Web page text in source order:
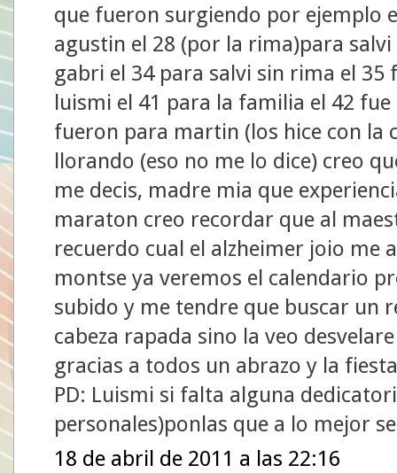
que fueron surgiendo por ejemplo
agustin el 28 (por la rima)para
gabri el 34 para salvi sin rima el
luismi el 41 para la familia el 42
fueron para martin (los hice con la
llorando (eso no me lo dice) creo
me decis, madre mia que
maraton creo recordar que al
recuerdo cual el alzheimer joio me
montse ya veremos el calendario
subido y me tendre que buscar un
cabeza rapada sino la veo
gracias a todos un abrazo y la
PD: Luismi si falta alguna
personales)ponlas que a lo mejor
18 de abril de 2011 a las 22:16